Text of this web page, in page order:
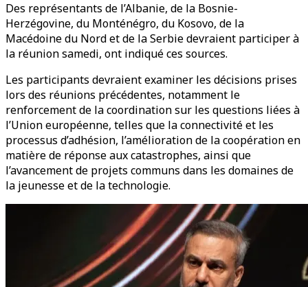
Des représentants de l’Albanie, de la Bosnie-
Herzégovine, du Monténégro, du Kosovo, de la
Macédoine du Nord et de la Serbie devraient participer à
la réunion samedi, ont indiqué ces sources.
Les participants devraient examiner les décisions prises
lors des réunions précédentes, notamment le
renforcement de la coordination sur les questions liées à
l’Union européenne, telles que la connectivité et les
processus d’adhésion, l’amélioration de la coopération en
matière de réponse aux catastrophes, ainsi que
l’avancement de projets communs dans les domaines de
la jeunesse et de la technologie.